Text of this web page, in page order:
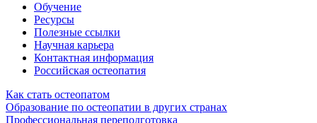
Обучение
Ресурсы
Полезные ссылки
Научная карьера
Контактная информация
Российская остеопатия
Как стать остеопатом
Образование по остеопатии в других странах
Профессиональная переподготовка